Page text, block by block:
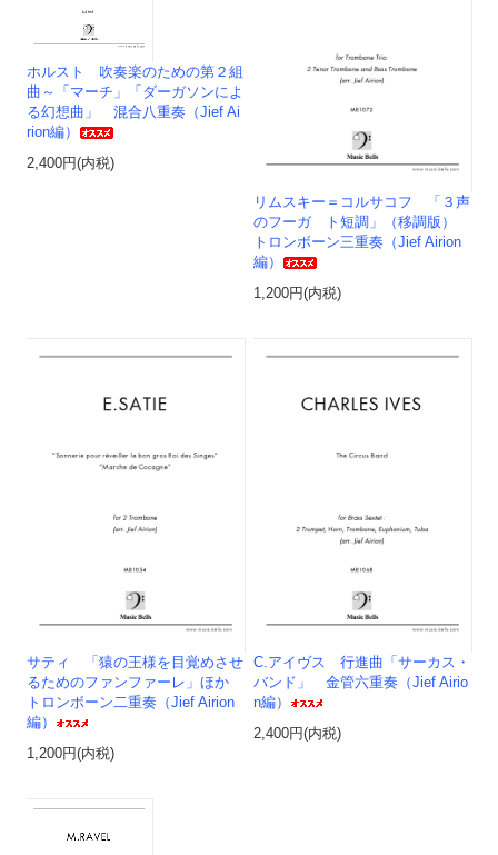
ホルスト 吹奏楽のための第２組
曲～「マーチ」「ダーガソンによ
る幻想曲」 混合八重奏（Jief Ai
rion編）
2,400円(内税)
リムスキー＝コルサコフ 「３声
のフーガ ト短調」（移調版）
トロンボーン三重奏（Jief Airion
編）
1,200円(内税)
サティ 「猿の王様を目覚めさせ
るためのファンファーレ」ほか
トロンボーン二重奏（Jief Airion
編）
1,200円(内税)
C.アイヴス 行進曲「サーカス・
バンド」 金管六重奏（Jief Airio
n編）
2,400円(内税)